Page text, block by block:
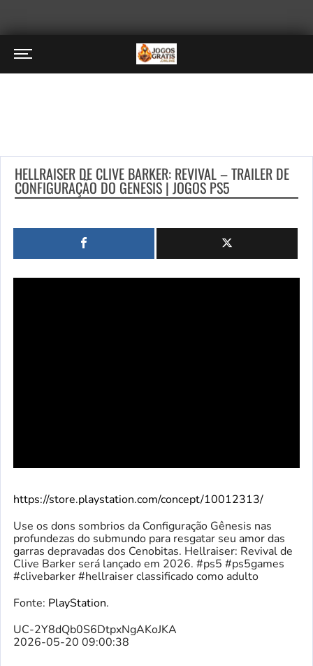
HELLRAISER DE CLIVE BARKER: REVIVAL – TRAILER DE
CONFIGURAÇÃO DO GENESIS | JOGOS PS5
https://store.playstation.com/concept/10012313/
Use os dons sombrios da Configuração Gênesis nas
profundezas do submundo para resgatar seu amor das
garras depravadas dos Cenobitas. Hellraiser: Revival de
Clive Barker será lançado em 2026. #ps5 #ps5games
#clivebarker #hellraiser classificado como adulto
Fonte: PlayStation.
UC-2Y8dQb0S6DtpxNgAKoJKA
2026-05-20 09:00:38